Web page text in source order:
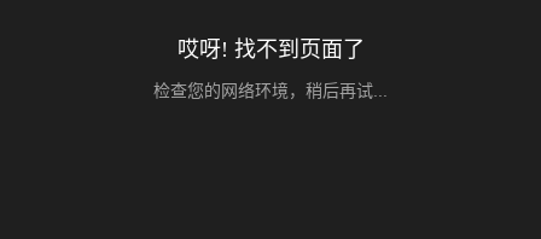
哎呀! 找不到页面了
检查您的网络环境，稍后再试...